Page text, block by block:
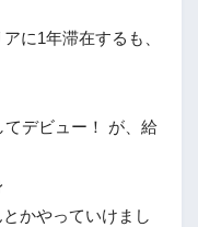
に1年滞在するも、
デビュー！ が、給
かやっていけまし